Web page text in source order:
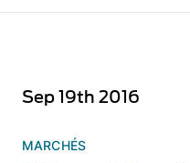
Sep 19th 2016
MARCHÉS